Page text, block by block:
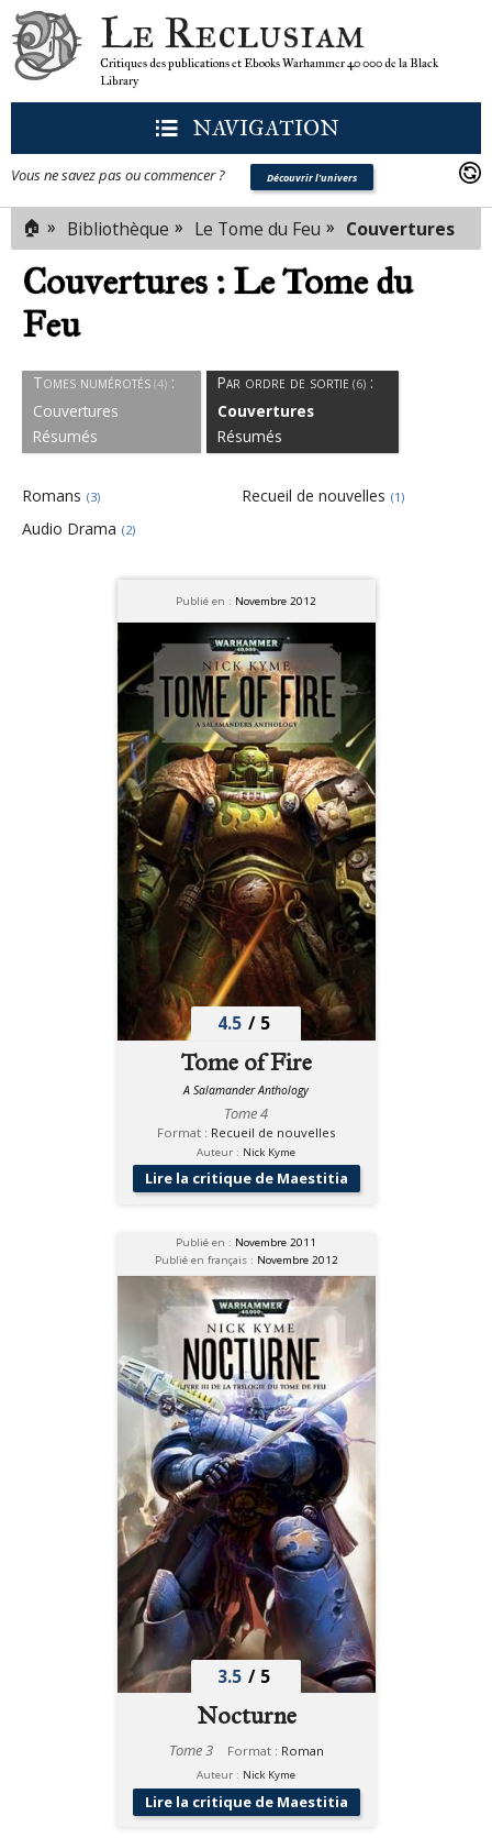
Le Reclusiam
Critiques des publications et Ebooks Warhammer 40 000 de la Black
Library
NAVIGATION
Vous ne savez pas ou commencer ? Découvrir l'univers
🏠 » Bibliothèque » Le Tome du Feu » Couvertures
Couvertures : Le Tome du
Feu
Tomes numérotés (4) :
Couvertures
Résumés
Par ordre de sortie (6):
Couvertures
Résumés
Romans (3) Recueil de nouvelles (1)
Audio Drama (2)
Publié en : Novembre 2012
4.5 / 5
Tome of Fire
A Salamander Anthology
Tome 4
Format : Recueil de nouvelles
Auteur : Nick Kyme
Lire la critique de Maestitia
Publié en : Novembre 2011
Publié en français : Novembre 2012
3.5 / 5
Nocturne
Tome 3 Format : Roman
Auteur : Nick Kyme
Lire la critique de Maestitia